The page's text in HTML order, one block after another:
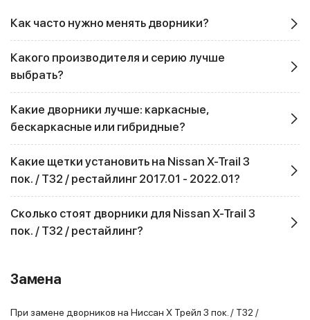
Как часто нужно менять дворники?
Какого производителя и серию лучше
выбрать?
Какие дворники лучше: каркасные,
бескаркасные или гибридные?
Какие щетки установить на Nissan X-Trail 3
пок. / T32 / рестайлинг 2017.01 - 2022.01?
Сколько стоят дворники для Nissan X-Trail 3
пок. / T32 / рестайлинг?
Замена
При замене дворников на Ниссан Х Трейл 3 пок. / T32 /